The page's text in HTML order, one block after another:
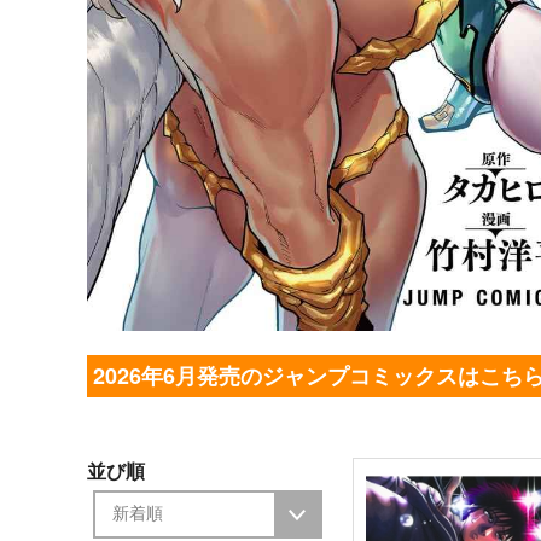
2026年6月発売のジャンプコミックスはこち
並び順